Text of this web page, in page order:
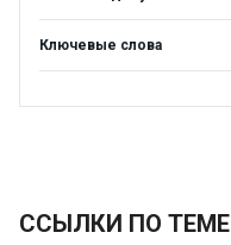
Ключевые слова
ССЫЛКИ ПО ТЕМЕ